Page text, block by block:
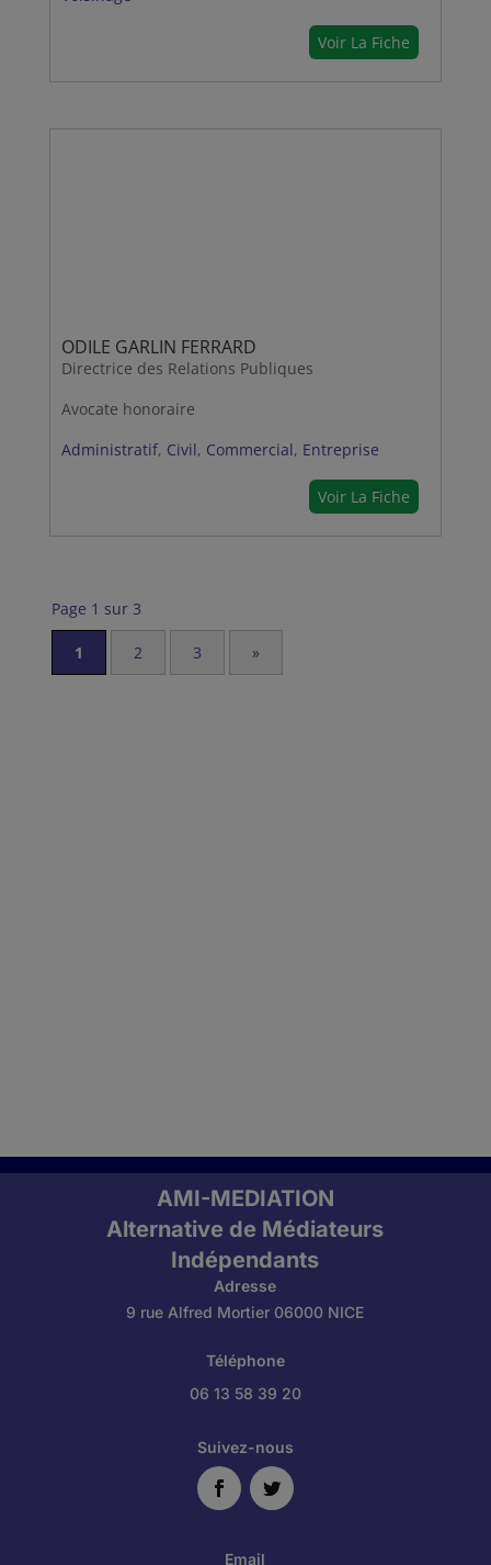
Voir La Fiche
ODILE GARLIN FERRARD
Directrice des Relations Publiques
Avocate honoraire
Administratif, Civil, Commercial, Entreprise
Voir La Fiche
Page 1 sur 3
1 2 3 »
AMI-MEDIATION
Alternative de Médiateurs
Indépendants
Adresse
9 rue Alfred Mortier 06000 NICE
Téléphone
06 13 58 39 20
Suivez-nous
Email